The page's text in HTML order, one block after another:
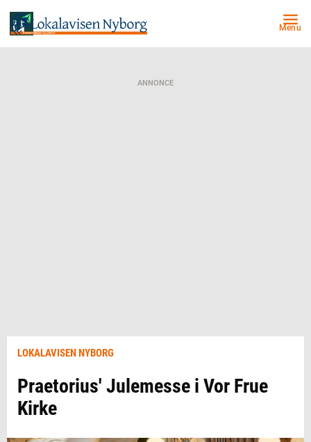
Menu
ANNONCE
LOKALAVISEN NYBORG
Praetorius' Julemesse i Vor Frue
Kirke